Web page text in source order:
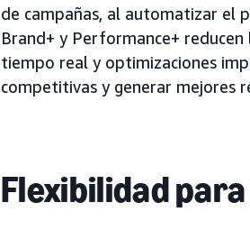
de campañas, al automatizar el
Brand+ y Performance+
tiempo real y optimizaciones
competitivas y generar mejores
Flexibilidad